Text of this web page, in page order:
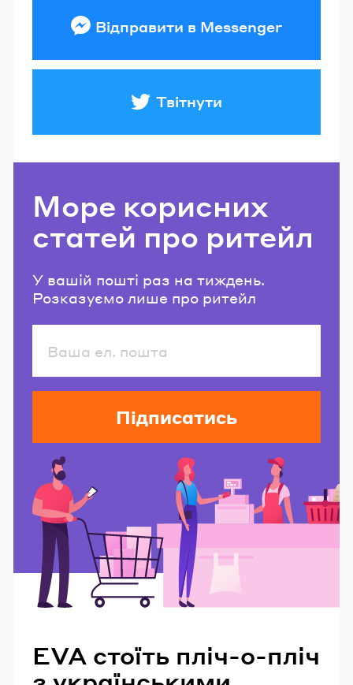
Відправити в Messenger
Твітнути
Море корисних
статей про ритейл
У вашій пошті раз на тиждень.
Розказуємо лише про ритейл
Підписатись
EVA стоїть пліч-о-пліч